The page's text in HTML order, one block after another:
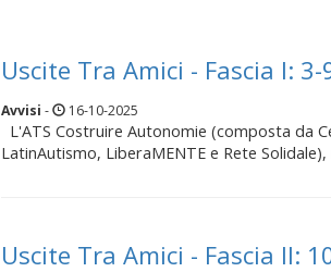
Uscite Tra Amici - Fascia I: 3-
Avvisi - 16-10-2025
L'ATS Costruire Autonomie (composta da
LatinAutismo, LiberaMENTE e Rete
Uscite Tra Amici - Fascia II: